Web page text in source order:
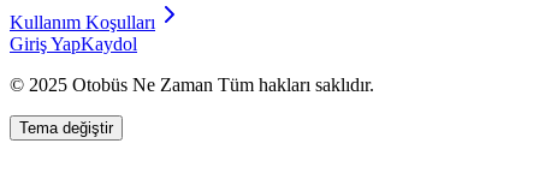
Kullanım Koşulları
Giriş YapKaydol
© 2025 Otobüs Ne Zaman Tüm hakları saklıdır.
Tema değiştir